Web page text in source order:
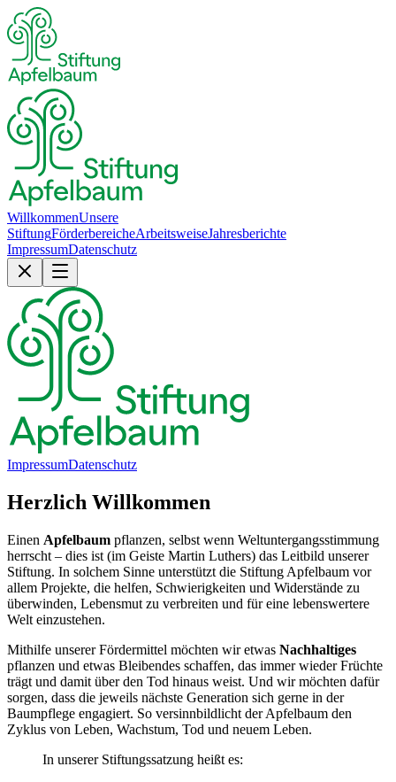
WillkommenUnsere
StiftungFörderbereicheArbeitsweiseJahresberichte
ImpressumDatenschutz
ImpressumDatenschutz
Herzlich Willkommen
Einen Apfelbaum pflanzen, selbst wenn Weltuntergangsstimmung
herrscht – dies ist (im Geiste Martin Luthers) das Leitbild unserer
Stiftung. In solchem Sinne unterstützt die Stiftung Apfelbaum vor
allem Projekte, die helfen, Schwierigkeiten und Widerstände zu
überwinden, Lebensmut zu verbreiten und für eine lebenswertere
Welt einzustehen.
Mithilfe unserer Fördermittel möchten wir etwas Nachhaltiges
pflanzen und etwas Bleibendes schaffen, das immer wieder Früchte
trägt und damit über den Tod hinaus weist. Und wir möchten dafür
sorgen, dass die jeweils nächste Generation sich gerne in der
Baumpflege engagiert. So versinnbildlicht der Apfelbaum den
Zyklus von Leben, Wachstum, Tod und neuem Leben.
In unserer Stiftungssatzung heißt es: